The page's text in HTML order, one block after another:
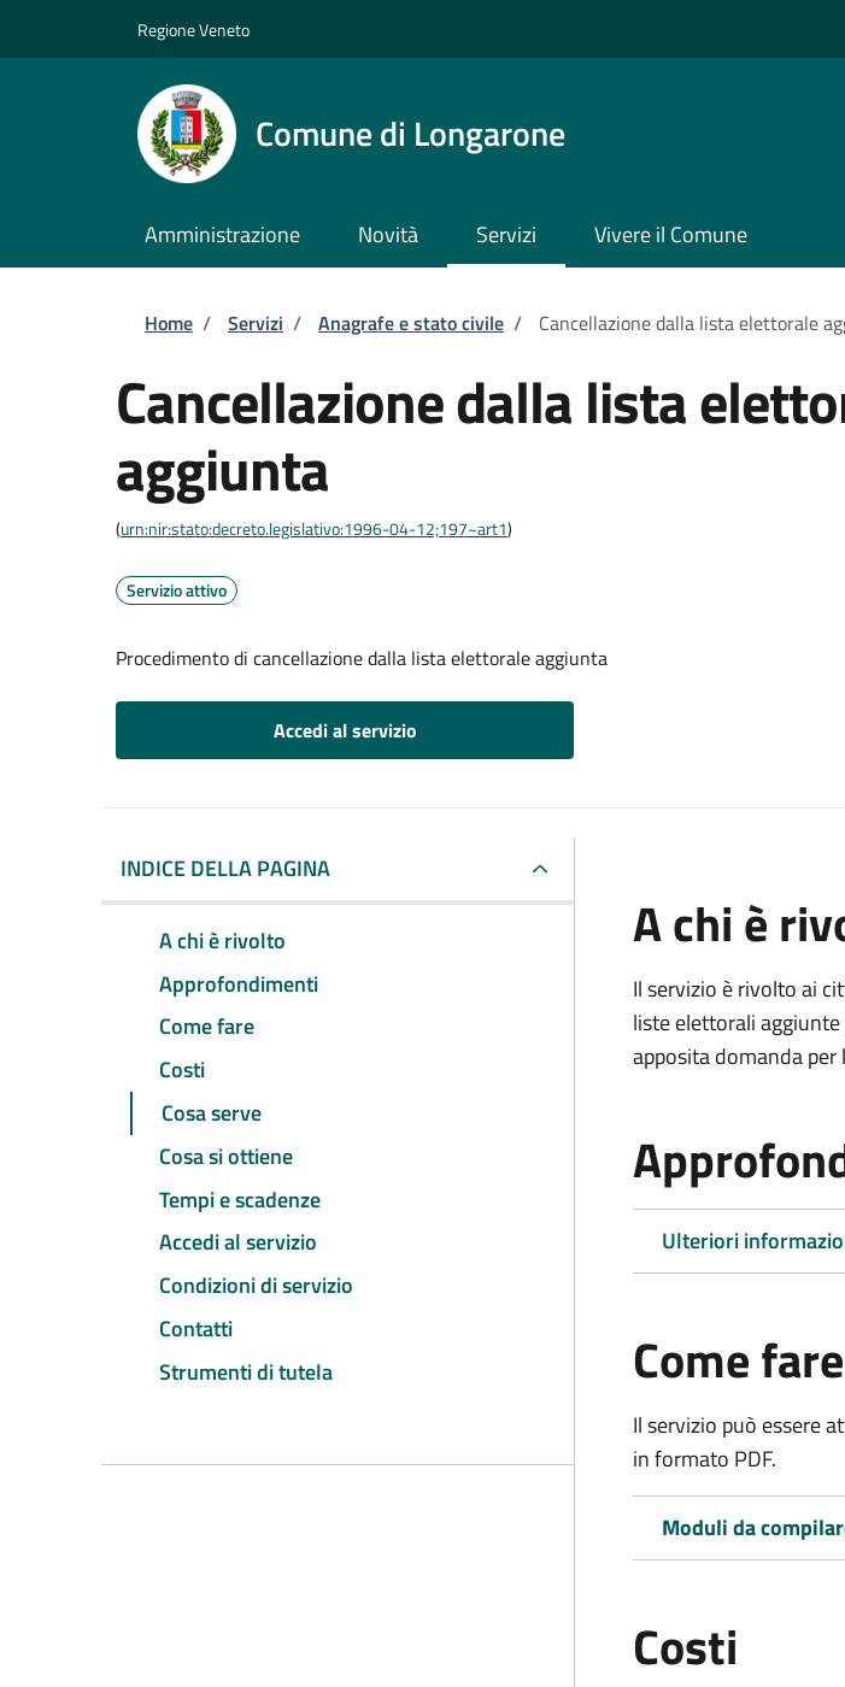
Regione Veneto
Comune di Longarone
Amministrazione Novità Servizi Vivere il Comune
Briciole di pane
Home / Servizi / Anagrafe e stato civile / Cancellazione dalla lista elettorale
Cancellazione dalla lista
aggiunta
(urn:nir:stato:decreto.legislativo:1996-04-12;197~art1)
Servizio attivo
Procedimento di cancellazione dalla lista elettorale aggiunta
Accedi al servizio
INDICE DELLA PAGINA
A chi è rivolto
Approfondimenti
Come fare
Costi
Cosa serve
Cosa si ottiene
Tempi e scadenze
Accedi al servizio
Condizioni di servizio
Contatti
Strumenti di tutela
A chi è
Il servizio è rivolto ai
liste elettorali
apposita domanda per
Ulteriori
Come fare
Il servizio può essere
in formato PDF.
Moduli da
Costi